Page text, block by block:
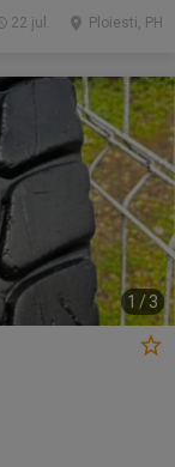
Ploiesti, PH
22 jul.
1 /3